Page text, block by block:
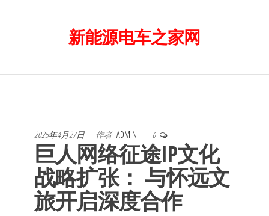
新能源电车之家网
2025年4月27日 作者 ADMIN 0
巨人网络征途IP文化
战略扩张： 与怀远文
旅开启深度合作